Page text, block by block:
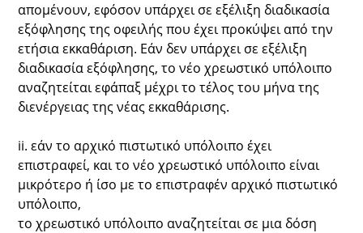
απομένουν, εφόσον υπάρχει σε εξέλιξη διαδικασία
εξόφλησης της οφειλής που έχει προκύψει από την
ετήσια εκκαθάριση. Εάν δεν υπάρχει σε εξέλιξη
διαδικασία εξόφλησης, το νέο χρεωστικό υπόλοιπο
αναζητείται εφάπαξ μέχρι το τέλος του μήνα της
διενέργειας της νέας εκκαθάρισης.
ii. εάν το αρχικό πιστωτικό υπόλοιπο έχει
επιστραφεί, και το νέο χρεωστικό υπόλοιπο είναι
μικρότερο ή ίσο με το επιστραφέν αρχικό πιστωτικό
υπόλοιπο,
το χρεωστικό υπόλοιπο αναζητείται σε μια δόση